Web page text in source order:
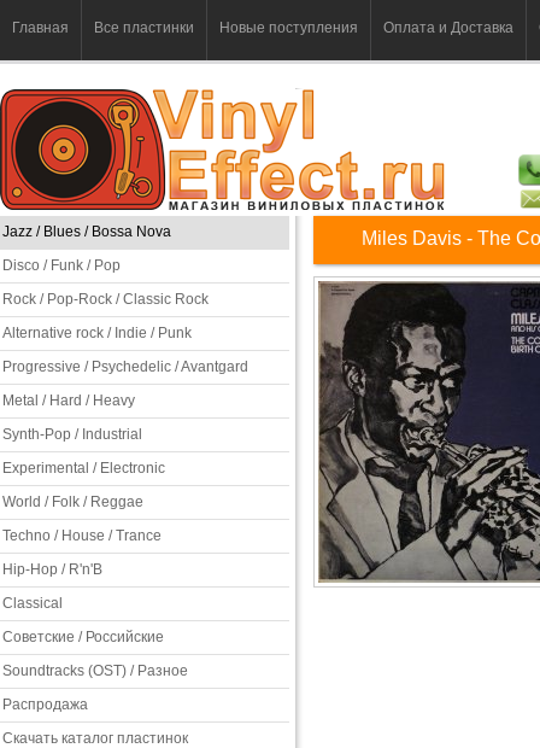
Главная Все пластинки Новые поступления Оплата и Доставка
Jazz / Blues / Bossa Nova
Disco / Funk / Pop
Rock / Pop-Rock / Classic Rock
Alternative rock / Indie / Punk
Progressive / Psychedelic / Avantgard
Metal / Hard / Heavy
Synth-Pop / Industrial
Experimental / Electronic
World / Folk / Reggae
Techno / House / Trance
Hip-Hop / R'n'B
Classical
Советские / Российские
Soundtracks (OST) / Разное
Распродажа
Скачать каталог пластинок
Miles Davis - The